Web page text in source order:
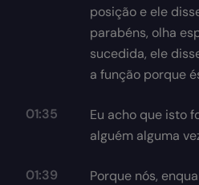
posição e ele
parabéns, olha
sucedida, ele
a função porque
01:35
Eu acho que isto
alguém alguma
01:39
Porque nós,